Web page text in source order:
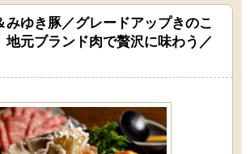
みゆき豚／グレードアップきのこ
地元ブランド肉で贅沢に味わう／